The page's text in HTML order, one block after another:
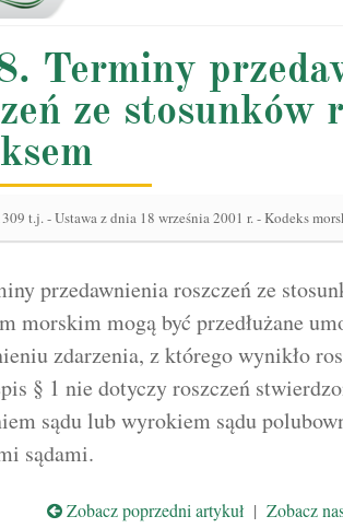
Terminy
ze stosunków
t.j.-Ustawa z dnia 18 września 2001 r. - Kodeks
przedawnienia roszczeń ze
morskim mogą być przedłużane
zdarzenia, z którego wynikło
§ 1 nie dotyczy roszczeń
sądu lub wyrokiem sądu
sądami.
Zobacz poprzedni artykuł| Zobacz